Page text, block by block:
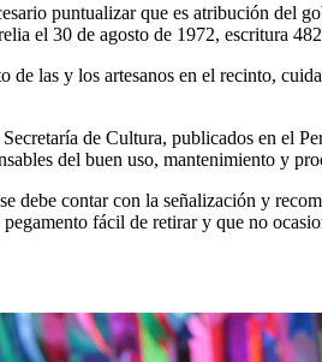
puntualizar que es atribución del
el 30 de agosto de 1972, escritura
las y los artesanos en el recinto,
de Cultura, publicados en el
del buen uso, mantenimiento y
debe contar con la señalización y
fácil de retirar y que no